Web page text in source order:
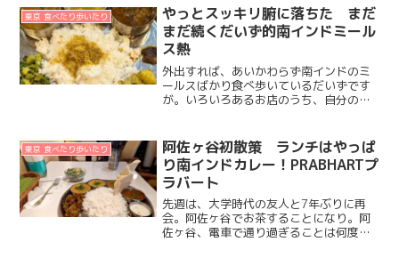
行きたかった御徒町のベジキッチンに、
やっと行ってきたよ。７年...
東京 食べたり歩いたり
やっとスッキリ腑に落ちた まだ
まだ続くだいず的南インドミール
ス熱
外出すれば、あいかわらず南インドのミ
ールスばかり食べ歩いているだいずです
が。いろいろあるお店のうち、自分の好
ながらも。他のお店だって、現地出身の
人のお店だったりして、た...
東京 食べたり歩いたり
阿佐ヶ谷初散策 ランチはやっぱ
り南インドカレー！PRABHARTプ
ラバート
先週は、大学時代の友人と7年ぶりに再
会。阿佐ヶ谷でお茶することになり。阿
佐ヶ谷、電車で通り過ぎることは何度も